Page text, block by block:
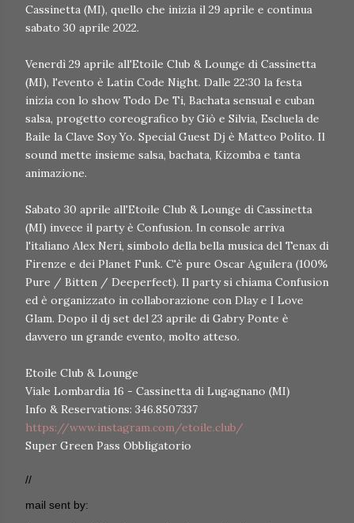
Cassinetta (MI), quello che inizia il 29 aprile e continua
sabato 30 aprile 2022.
Venerdì 29 aprile all'Etoile Club & Lounge di Cassinetta
(MI), l'evento è Latin Code Night. Dalle 22:30 la festa
inizia con lo show Todo De Ti, Bachata sensual e cuban
salsa, progetto coreografico by Giò e Silvia, Escluela de
Baile la Clave Soy Yo. Special Guest Dj è Matteo Polito. Il
sound mette insieme salsa, bachata, Kizomba e tanta
animazione.
Sabato 30 aprile all'Etoile Club & Lounge di Cassinetta
(MI) invece il party è Confusion. In console arriva
l'italiano Alex Neri, simbolo della bella musica del Tenax di
Firenze e dei Planet Funk. C'è pure Oscar Aguilera (100%
Pure / Bitten / Deeperfect). Il party si chiama Confusion
ed è organizzato in collaborazione con Dlay e I Love
Glam. Dopo il dj set del 23 aprile di Gabry Ponte è
davvero un grande evento, molto atteso.
Etoile Club & Lounge
Viale Lombardia 16 - Cassinetta di Lugagnano (MI)
Info & Reservations: 346.8507337
https://www.instagram.com/etoile.club/
Super Green Pass Obbligatorio
//
mail sent by: